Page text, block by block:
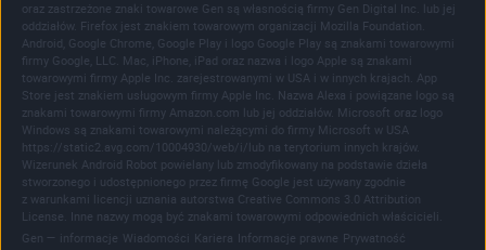
oraz zastrzeżone znaki towarowe Gen są własnością firmy Gen Digital Inc. lub jej
oddziałów. Firefox jest znakiem towarowym organizacji Mozilla Foundation.
Android, Google Chrome, Google Play i logo Google Play są znakami towarowymi
firmy Google, LLC. Mac, iPhone, iPad oraz nazwa i logo Apple są znakami
towarowymi firmy Apple Inc. zarejestrowanymi w USA i w innych krajach. App
Store jest znakiem usługowym firmy Apple Inc. Nazwa Alexa i powiązane logo są
znakami towarowymi firmy Amazon.com lub jej oddziałów. Microsoft oraz logo
Windows są znakami towarowymi należącymi do firmy Microsoft w USA
https://static2.avg.com/10004930/web/i/lub na terytorium innych krajów.
Wizerunek Android Robot powielany lub zmodyfikowany na podstawie dzieła
stworzonego i udostępnionego przez firmę Google jest używany zgodnie
z warunkami licencji uznania autorstwa Creative Commons 3.0 Attribution
License. Inne nazwy mogą być znakami towarowymi odpowiednich właścicieli.
Gen — informacje Wiadomości Kariera Informacje prawne Prywatność